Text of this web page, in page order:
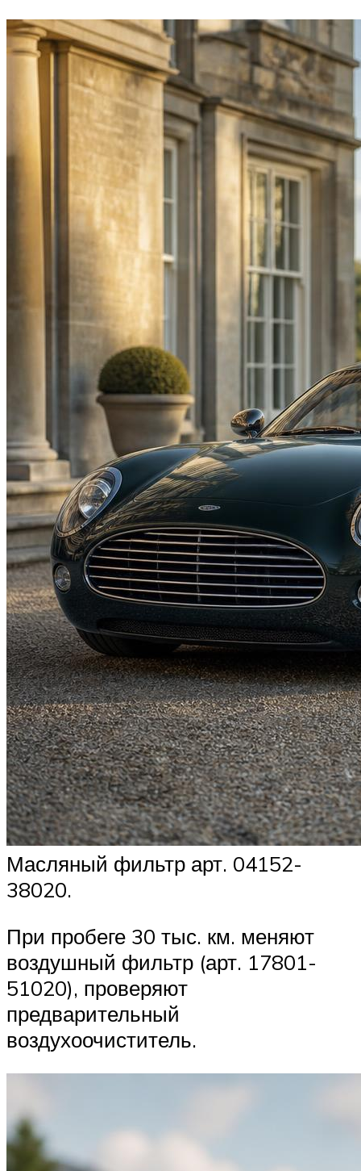
Масляный фильтр арт. 04152-
38020.
При пробеге 30 тыс. км. меняют
воздушный фильтр (арт. 17801-
51020), проверяют
предварительный
воздухоочиститель.